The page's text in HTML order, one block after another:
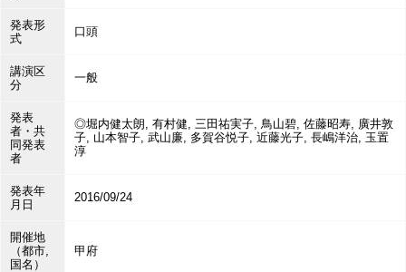
発表形
式
口頭
講演区
分
一般
発表
者・共
同発表
者
◎堀内健太朗, 有村健, 三田祐実子, 鳥山碧, 佐藤昭寿, 廣井敦
子, 山本智子, 武山廉, 多賀谷悦子, 近藤光子, 長嶋洋治, 玉置
淳
発表年
月日
2016/09/24
開催地
（都市,
国名）
甲府